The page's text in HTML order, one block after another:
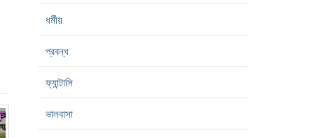
ধর্মীয়
প্রবন্ধ
ফ্যান্টাসি
ভালবাসা